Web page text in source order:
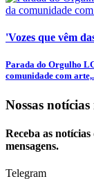
'Vozes que vêm
Parada do Orgulho
comunidade com
Nossas notícias
Receba as
mensagens.
Telegram